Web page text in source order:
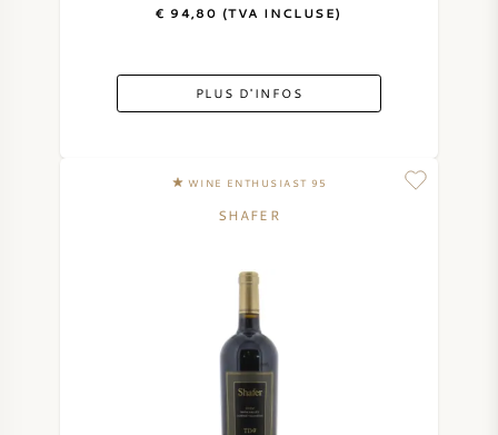
€ 94,80 (TVA INCLUSE)
PLUS D'INFOS
WINE ENTHUSIAST 95
SHAFER